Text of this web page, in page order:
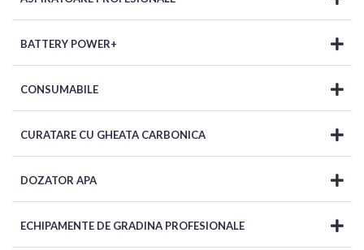
BATTERY POWER+
CONSUMABILE
CURATARE CU GHEATA CARBONICA
DOZATOR APA
ECHIPAMENTE DE GRADINA PROFESIONALE